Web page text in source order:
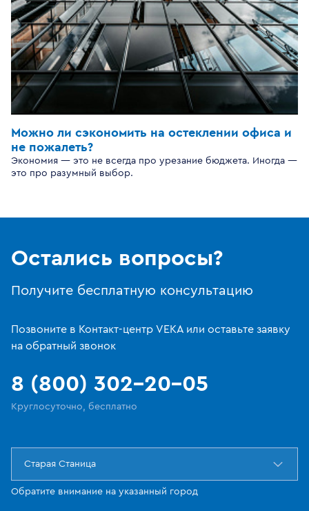
Можно ли сэкономить на остеклении офиса и
не пожалеть?
Экономия — это не всегда про урезание бюджета. Иногда —
это про разумный выбор.
Остались вопросы?
Получите бесплатную консультацию
Позвоните в Контакт-центр VEKA или оставьте заявку
на обратный звонок
8 (800) 302-20-05
Круглосуточно, бесплатно
Старая Станица
Обратите внимание на указанный город